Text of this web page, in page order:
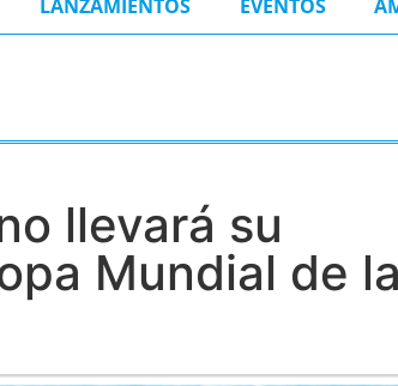
LANZAMIENTOS EVENTOS
llevará su
Mundial de la